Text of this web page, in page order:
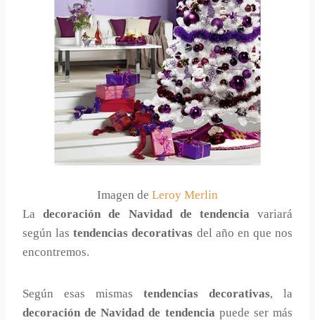
Imagen de Leroy Merlin
Ladecoración de Navidad de tendencia variará
según lastendencias decorativas del año en que nos
encontremos.
Según esas mismas tendencias decorativas, la
decoración de Navidad de tendencia puede ser más